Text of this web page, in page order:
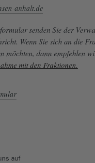
anhalt.de
senden Sie der
Wenn Sie sich an die
möchten, dann empfehlen
mit den Fraktionen.
auf